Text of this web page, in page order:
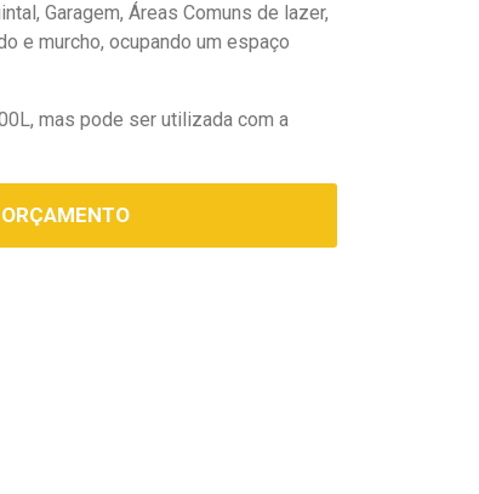
Garagem, Áreas Comuns de lazer,
e murcho, ocupando um espaço
mas pode ser utilizada com a